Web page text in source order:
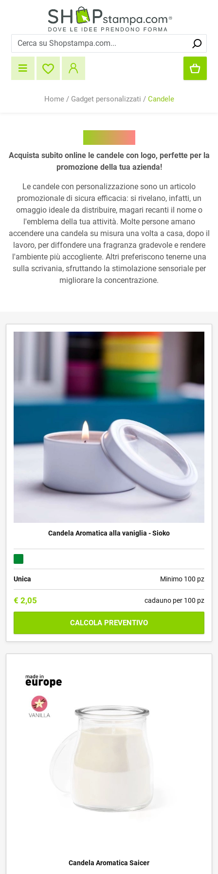
Home/ Gadget personalizzati / Candele
Acquista subito online le candele con logo, perfette per la
promozione della tua azienda!
Le candele con personalizzazione sono un articolo
promozionale di sicura efficacia: si rivelano, infatti, un
omaggio ideale da distribuire, magari recanti il nome o
l'emblema della tua attività. Molte persone amano
accendere una candela su misura una volta a casa, dopo il
lavoro, per diffondere una fragranza gradevole e rendere
l'ambiente più accogliente. Altri preferiscono tenerne una
sulla scrivania, sfruttando la stimolazione sensoriale per
migliorare la concentrazione.
Candela Aromatica alla vaniglia - Sioko
Unica Minimo 100 pz
€ 2,05 cadauno per 100 pz
CALCOLA PREVENTIVO
Candela Aromatica Saicer